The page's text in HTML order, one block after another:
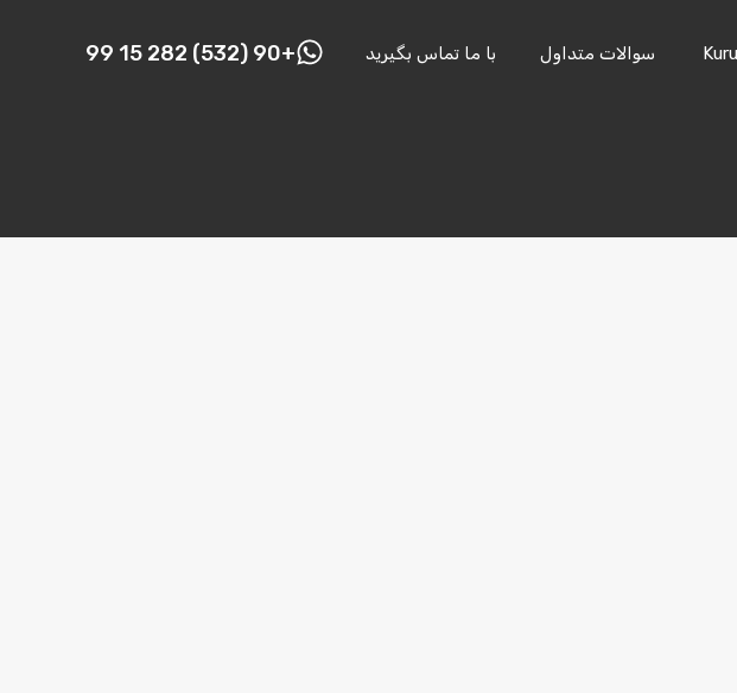
سوالات متداول با ما تماس بگیرید +90 (532) 282 15 99